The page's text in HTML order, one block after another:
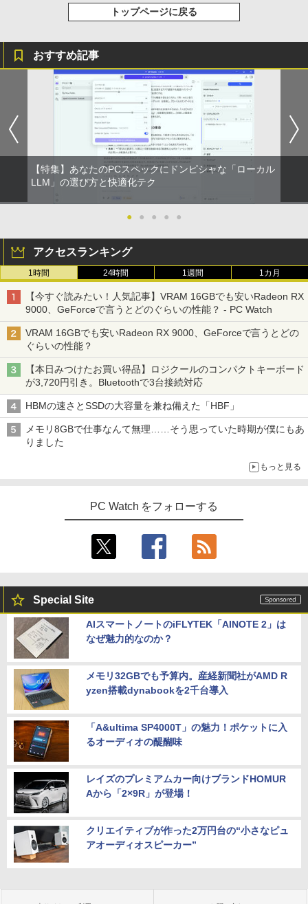
トップページに戻る
おすすめ記事
【特集】あなたのPCスペックにドンピシャな「ローカル
LLM」の選び方と快適化テク
● ● ● ● ●
アクセスランキング
1時間 24時間 1週間 1カ月
【今すぐ読みたい！人気記事】VRAM 16GBでも安いRadeon RX
9000、GeForceで言うとどのぐらいの性能？ - PC Watch
VRAM 16GBでも安いRadeon RX 9000、GeForceで言うとどの
ぐらいの性能？
【本日みつけたお買い得品】ロジクールのコンパクトキーボード
が3,720円引き。Bluetoothで3台接続対応
HBMの速さとSSDの大容量を兼ね備えた「HBF」
メモリ8GBで仕事なんて無理……そう思っていた時期が僕にもあ
りました
もっと見る
PC Watch をフォローする
Special Site
AIスマートノートのiFLYTEK「AINOTE 2」は
なぜ魅力的なのか？
メモリ32GBでも予算内。産経新聞社がAMD R
yzen搭載dynabookを2千台導入
「A&ultima SP4000T」の魅力！ポケットに入
るオーディオの醍醐味
レイズのプレミアムカー向けブランドHOMUR
Aから「2×9R」が登場！
クリエイティブが作った2万円台の“小さなピュ
アオーディオスピーカー”